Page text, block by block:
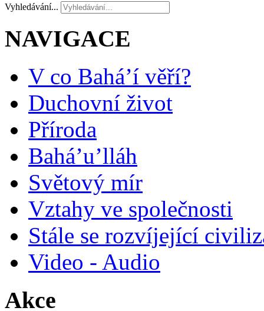
Vyhledávání...
NAVIGACE
V co Bahá’í věří?
Duchovní život
Příroda
Bahá’u’lláh
Světový mír
Vztahy ve společnosti
Stále se rozvíjející
Video - Audio
Akce